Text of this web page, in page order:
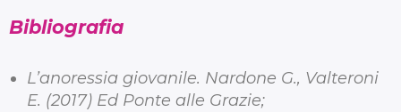
Bibliografia
L’anoressia giovanile. Nardone G., Valteroni
E. (2017) Ed Ponte alle Grazie;